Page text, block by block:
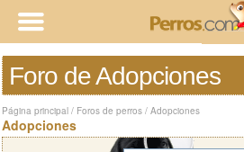
Foro de Adopciones
Página principal / Foros de perros / Adopciones
Adopciones